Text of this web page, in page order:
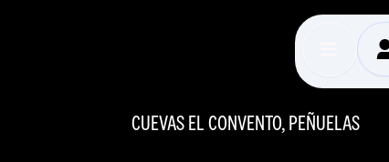
CUEVAS EL CONVENTO, PEÑUELAS